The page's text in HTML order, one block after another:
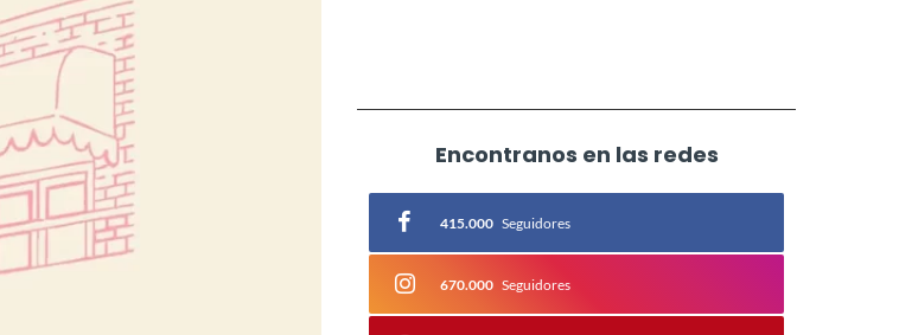
Encontranos en las redes
415.000 Seguidores
670.000 Seguidores